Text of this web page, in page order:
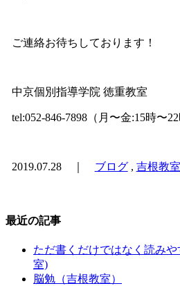
ご連絡お待ちしております！
中京個別指導学院 徳重教室
tel:052-846-7898（月〜金:15時〜22
2019.07.28 ｜ ブログ, 吉根教室
最近の記事
ただ書くだけではなく読み
室)
脳勉（吉根教室）